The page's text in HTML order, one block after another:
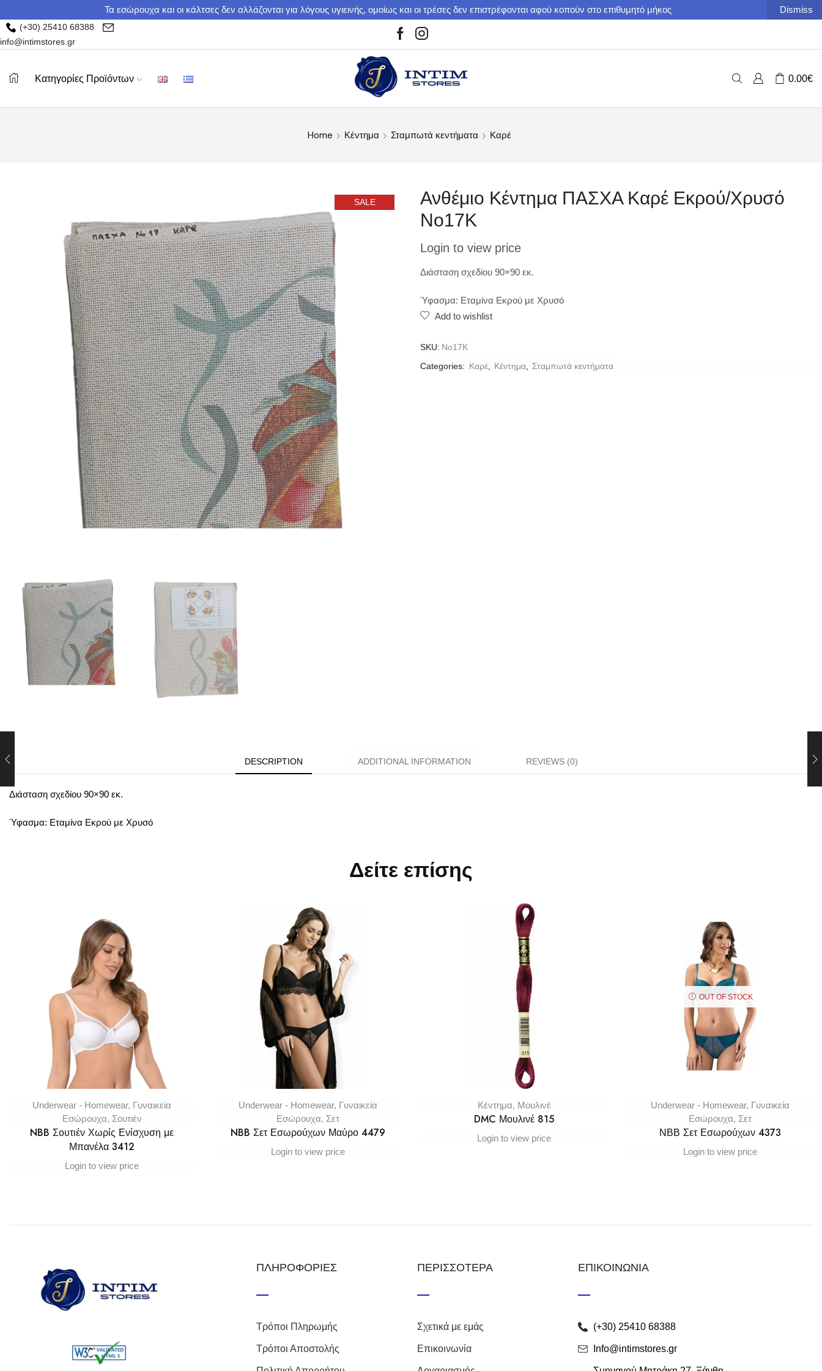
Τα εσώρουχα και οι κάλτσες δεν αλλάζονται για λόγους υγιεινής, ομοίως και οι τρέσες δεν επιστρέφονται αφού κοπούν στο επιθυμητό μήκος Dismiss
(+30) 25410 68388
info@intimstores.gr
Κατηγορίες Προϊόντων 0.00€
Home Κέντημα Σταμπωτά κεντήματα Καρέ
SALE
Ανθέμιο Κέντημα ΠΑΣΧΑ Καρέ Εκρού/Χρυσό
Νo17K
Login to view price
Διάσταση σχεδίου 90×90 εκ.
Ύφασμα: Εταμίνα Εκρού με Χρυσό
Add to wishlist
SKU: Νo17K
Categories: Καρέ Κέντημα Σταμπωτά κεντήματα
DESCRIPTION ADDITIONAL INFORMATION REVIEWS (0)
Διάσταση σχεδίου 90×90 εκ.
Ύφασμα: Εταμίνα Εκρού με Χρυσό
Δείτε επίσης
Underwear - Homewear, Γυναικεία
Εσώρουχα, Σουτιέν
NBB Σουτιέν Χωρίς Ενίσχυση με
Μπανέλα 3412
Login to view price
Underwear - Homewear, Γυναικεία
Εσώρουχα, Σετ
NBB Σετ Εσωρούχων Μαύρο 4479
Login to view price
Κέντημα, Μουλινέ
DMC Μουλινέ 815
Login to view price
OUT OF STOCK
Underwear - Homewear, Γυναικεία
Εσώρουχα, Σετ
ΝΒΒ Σετ Εσωρούχων 4373
Login to view price
ΠΛΗΡΟΦΟΡΙΕΣ
Τρόποι Πληρωμής
Τρόποι Αποστολής
ΠΕΡΙΣΣΟΤΕΡΑ
Σχετικά με εμάς
Επικοινωνία
ΕΠΙΚΟΙΝΩΝΙΑ
(+30) 25410 68388
Info@intimstores.gr